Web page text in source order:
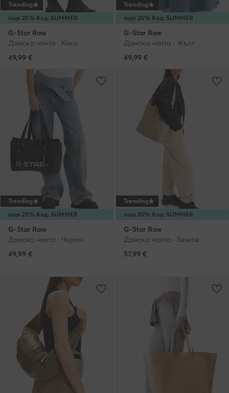
още 25% Код: SUMMER
Trending
G-Star Raw
Дамска чанта · Каки
49,99 €
още 25% Код: SUMMER
Trending
G-Star Raw
Дамска чанта · Жълт
49,99 €
още 25% Код: SUMMER
Trending
G-Star Raw
Дамска чанта · Черен
49,99 €
още 25% Код: SUMMER
Trending
G-Star Raw
Дамска чанта · Бежов
57,99 €